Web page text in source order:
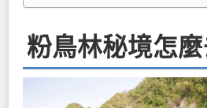
粉鳥林秘境怎